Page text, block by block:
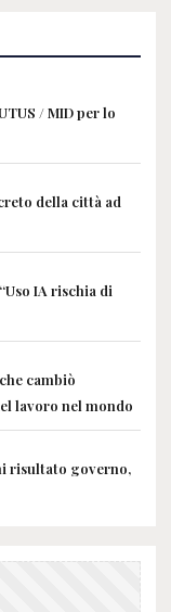
/ MID per lo
della città ad
IA rischia di
cambiò
lavoro nel mondo
risultato governo,